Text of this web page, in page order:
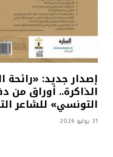
إصدار جديد:
الذاكرة.. أوراق من
التونسي» للشاعر
31 يوليو 2026